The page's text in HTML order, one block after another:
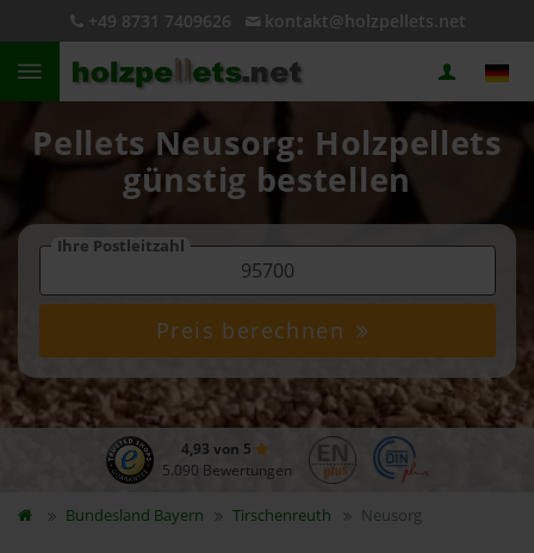
+49 8731 7409626 kontakt@holzpellets.net
Pellets Neusorg: Holzpellets
günstig bestellen
Ihre Postleitzahl
Preis berechnen
4,93 von 5
5.090 Bewertungen
Bundesland Bayern Tirschenreuth Neusorg